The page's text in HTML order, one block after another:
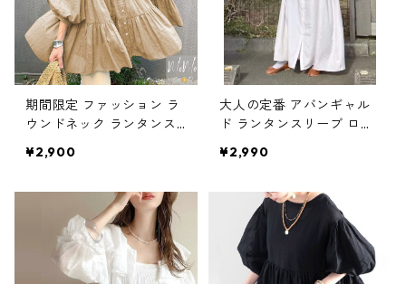
期間限定 ファッション ラ
ウンドネック ランタンス
¥2,900
大人の定番 アバンギャル
ド ランタンスリーブ ロン
¥2,990